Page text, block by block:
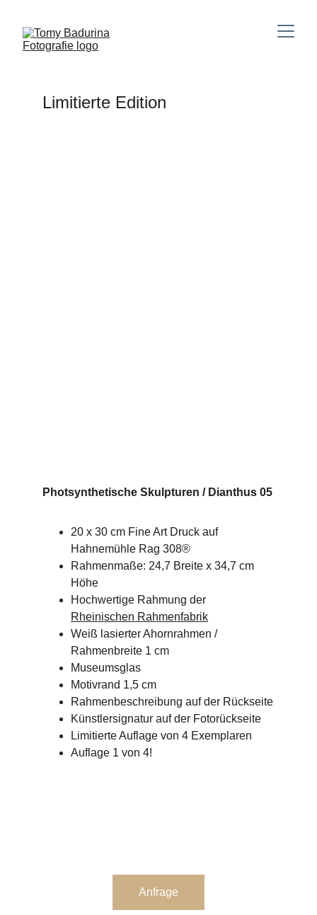
Photsynthetische Skulpturen / Dianthus 05
20 x 30 cm Fine Art Druck auf
Hahnemühle Rag 308®
Rahmenmaße: 24,7 Breite x 34,7 cm
Höhe
Hochwertige Rahmung der
Rheinischen Rahmenfabrik
Weiß lasierter Ahornrahmen /
Rahmenbreite 1 cm
Museumsglas
Motivrand 1,5 cm
Rahmenbeschreibung auf der Rückseite
Künstlersignatur auf der Fotorückseite
Limitierte Auflage von 4 Exemplaren
Auflage 1 von 4!
Limitierte Edition
Anfrage